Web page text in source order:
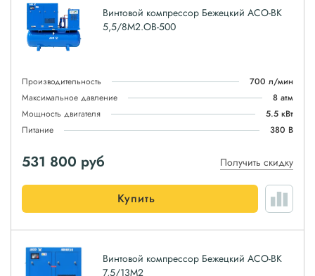
Винтовой компрессор Бежецкий АСО-ВК
5,5/8М2.ОВ-500
Производительность
700 л/мин
Максимальное давление
8 атм
Мощность двигателя
5.5 кВт
Питание
380 В
531 800 руб Получить скидку
Купить
Винтовой компрессор Бежецкий АСО-ВК
7,5/13М2